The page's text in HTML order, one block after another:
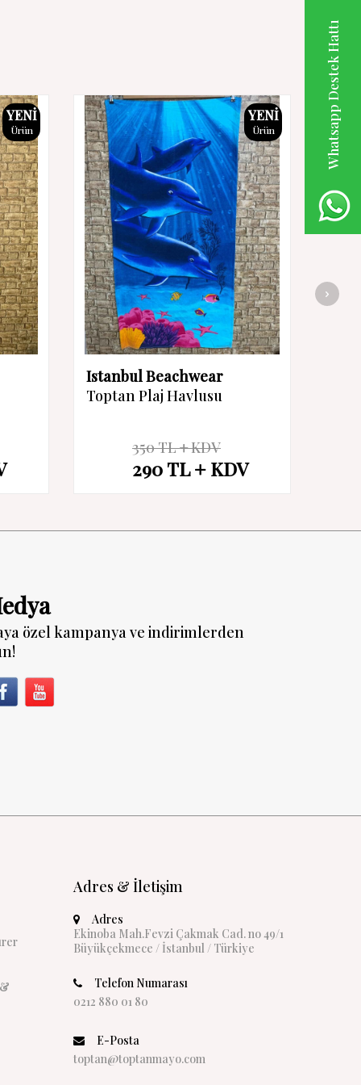
Whatsapp Destek Hattı
YENI
Ürün
YENI
Ürün
Istanbul Beachwear
Toptan Plaj Havlusu
350TL KDV
290TL KDV
özel kampanya ve indirimlerden
Adres & İletişim
Adres
Ekinoba Mah.Fevzi Çakmak Cad. no 49/1
Büyükçekmece / İstanbul / Türkiye
Telefon Numarası
0212 880 01 80
E-Posta
toptan@toptanmayo.com